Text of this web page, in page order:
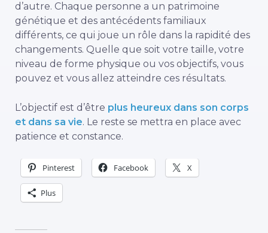
d’autre. Chaque personne a un patrimoine
génétique et des antécédents familiaux
différents, ce qui joue un rôle dans la rapidité des
changements. Quelle que soit votre taille, votre
niveau de forme physique ou vos objectifs, vous
pouvez et vous allez atteindre ces résultats.
L’objectif est d’être plus heureux dans son corps
et dans sa vie. Le reste se mettra en place avec
patience et constance.
Pinterest Facebook X
Plus